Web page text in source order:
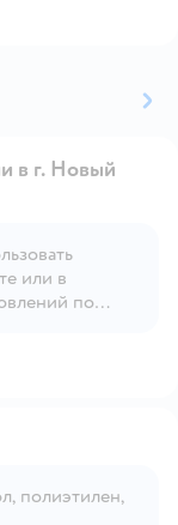
в г. Новый
или в
по
полиэтилен,